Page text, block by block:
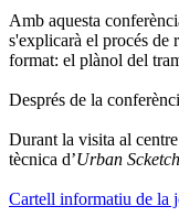
Amb aquesta
s'explicarà el procés de
format: el plànol del
Després de la
Durant la visita al
tècnica d’Urban Scketch
Cartell informatiu de la